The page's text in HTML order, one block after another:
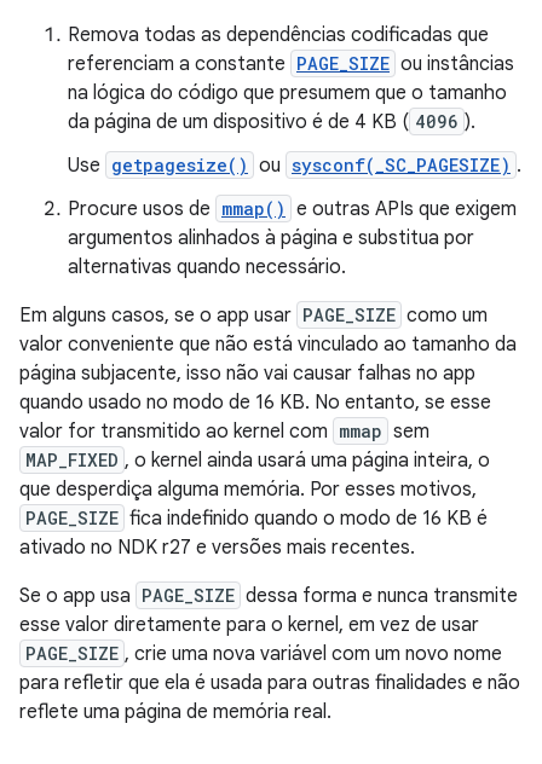
Remova todas as dependências codificadas que
referenciam a constante PAGE_SIZE ou instâncias
na lógica do código que presumem que o tamanho
da página de um dispositivo é de 4 KB ( 4096 ).
Use getpagesize() ou sysconf(_SC_PAGESIZE) .
Procure usos de mmap() e outras APIs que exigem
argumentos alinhados à página e substitua por
alternativas quando necessário.
Em alguns casos, se o app usar PAGE_SIZE como um
valor conveniente que não está vinculado ao tamanho da
página subjacente, isso não vai causar falhas no app
quando usado no modo de 16 KB. No entanto, se esse
valor for transmitido ao kernel com mmap sem
MAP_FIXED , o kernel ainda usará uma página inteira, o
que desperdiça alguma memória. Por esses motivos,
PAGE_SIZE fica indefinido quando o modo de 16 KB é
ativado no NDK r27 e versões mais recentes.
Se o app usa PAGE_SIZE dessa forma e nunca transmite
esse valor diretamente para o kernel, em vez de usar
PAGE_SIZE , crie uma nova variável com um novo nome
para refletir que ela é usada para outras finalidades e não
reflete uma página de memória real.